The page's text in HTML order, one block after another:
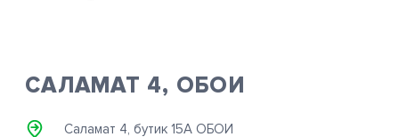
САЛАМАТ 4, ОБОИ
Саламат 4, бутик 15А ОБОИ